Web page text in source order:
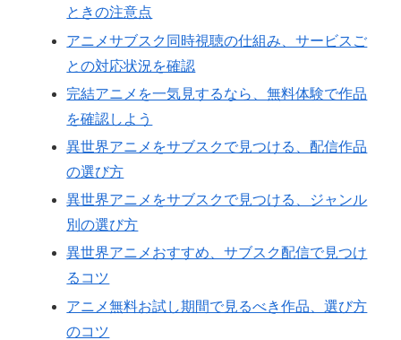
ときの注意点
アニメサブスク同時視聴の仕組み、サービスご
との対応状況を確認
完結アニメを一気見するなら、無料体験で作品
を確認しよう
異世界アニメをサブスクで見つける、配信作品
の選び方
異世界アニメをサブスクで見つける、ジャンル
別の選び方
異世界アニメおすすめ、サブスク配信で見つけ
るコツ
アニメ無料お試し期間で見るべき作品、選び方
のコツ